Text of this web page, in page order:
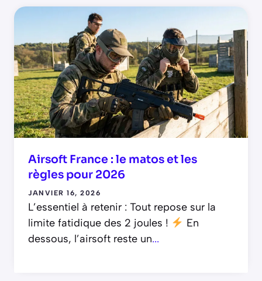
Airsoft France : le matos et les
règles pour 2026
JANVIER 16, 2026
L’essentiel à retenir : Tout repose sur la
limite fatidique des 2 joules !
En
dessous, l’airsoft reste un...